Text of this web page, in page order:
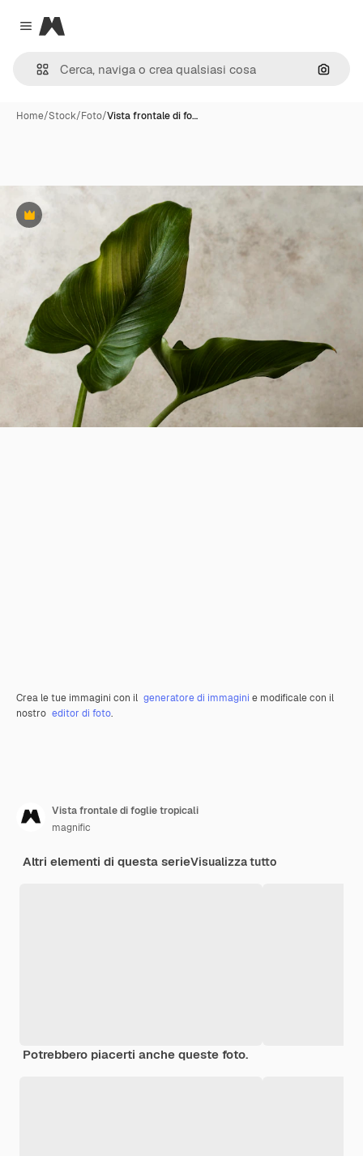
Close menu
Magnific
Cerca
Home/Stock/Foto/Vista frontale di fo…
Premium
Crea le tue immagini con il generatore di immagini e modificale con il
nostro editor di foto.
Vista frontale di foglie tropicali
magnific
Altri elementi di questa serieVisualizza tutto
Potrebbero piacerti anche queste foto.